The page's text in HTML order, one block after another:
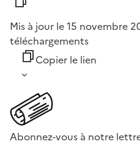
Mis à jour le 15 novembre
téléchargements
Copier le lien
Abonnez-vous à notre